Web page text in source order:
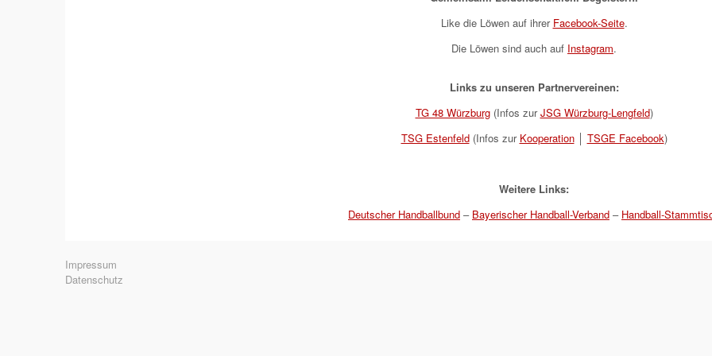
Like die Löwen auf ihrer Facebook-Seite.
Die Löwen sind auch auf Instagram.
Links zu unseren Partnervereinen:
TG 48 Würzburg(Infos zurJSG Würzburg-Lengfeld)
TSG Estenfeld(Infos zur Kooperation│ TSGE Facebook)
Weitere Links:
Deutscher Handballbund – Bayerischer Handball-Verband – Handball-
Navigation
überspringen
Impressum
Datenschutz